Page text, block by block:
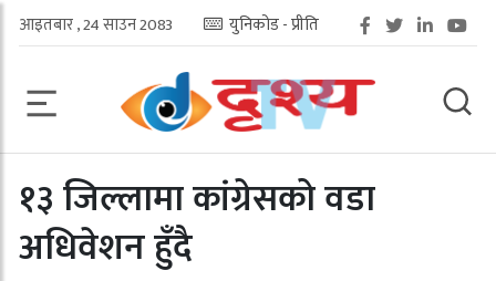
आइतबार , 24 साउन 2083 युनिकोड - प्रीति
१३ जिल्लामा कांग्रेसको वडा
अधिवेशन हुँदै